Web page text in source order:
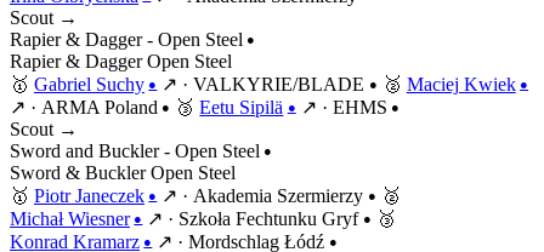
Scout →
Rapier & Dagger - Open Steel ●
Rapier & Dagger Open Steel
🥇 Gabriel Suchy ● ↗ · VALKYRIE/BLADE ● 🥈 Maciej Kwiek ●
↗ · ARMA Poland ● 🥉 Eetu Sipilä ● ↗ · EHMS ●
Scout →
Sword and Buckler - Open Steel ●
Sword & Buckler Open Steel
🥇 Piotr Janeczek ● ↗ · Akademia Szermierzy ●
🥈
Michał Wiesner ● ↗ · Szkoła Fechtunku Gryf ●
🥉
Konrad Kramarz ● ↗ · Mordschlag Łódź ●